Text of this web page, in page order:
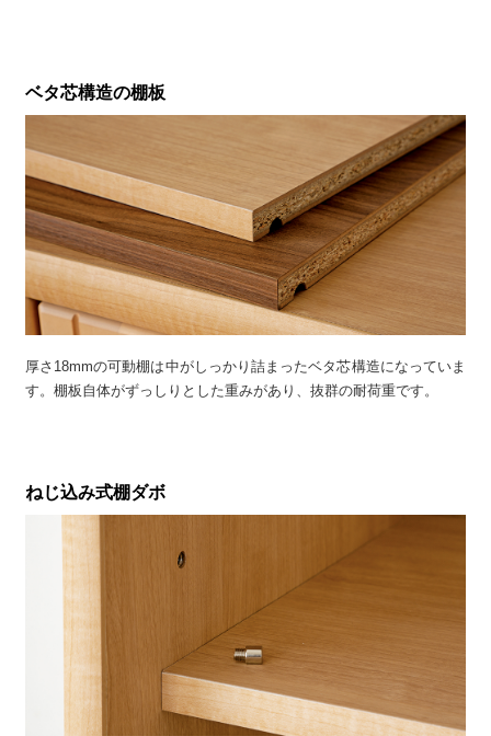
ベタ芯構造の棚板
厚さ18mmの可動棚は中がしっかり詰まったベタ芯構造になっていま
す。棚板自体がずっしりとした重みがあり、抜群の耐荷重です。
ねじ込み式棚ダボ